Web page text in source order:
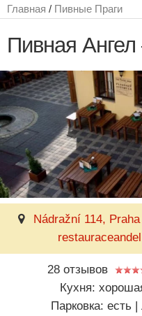
Главная / Пивные Праги
Пивная
Nádražní 114,
28 отзывов
Кухня:
Парковка: есть |